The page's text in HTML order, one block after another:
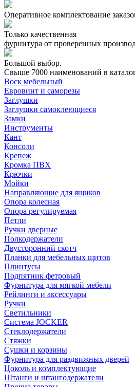
Оперативное комплектование
Только качественная
фурнитура от проверенных
Большой выбор.
Свыше 7000 наименований в
Воск мебельный
Евровинт и саморезы
Заглушки
Заглушки самоклеющиеся
Замки
Инструменты
Кант
Консоли
Крепеж
Кромка ПВХ
Крючки
Мойки
Направляющие для ящиков
Опора колесная
Опора регулируемая
Петли
Ручки дверные
Полкодержатели
Двусторонний скотч
Планки для мебельных щитов
Плинтусы
Подпятник фетровый
Фурнитура для мягкой мебели
Рейлинги и аксессуары
Ручки
Светильники
Система JOCKER
Стеклодержатели
Стяжки
Сушки и корзины
Фурнитура для раздвижных дверей
Цоколь и комплектующие
Штанги и штангодержатели